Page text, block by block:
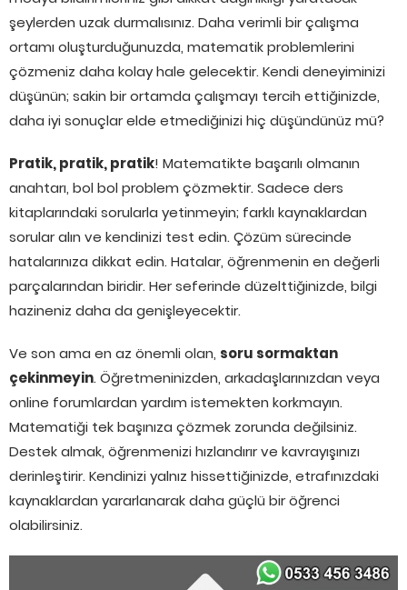
şeylerden uzak durmalısınız. Daha verimli bir çalışma
ortamı oluşturduğunuzda, matematik problemlerini
çözmeniz daha kolay hale gelecektir. Kendi deneyiminizi
düşünün; sakin bir ortamda çalışmayı tercih ettiğinizde,
daha iyi sonuçlar elde etmediğinizi hiç düşündünüz mü?
Pratik, pratik, pratik! Matematikte başarılı olmanın
anahtarı, bol bol problem çözmektir. Sadece ders
kitaplarındaki sorularla yetinmeyin; farklı kaynaklardan
sorular alın ve kendinizi test edin. Çözüm sürecinde
hatalarınıza dikkat edin. Hatalar, öğrenmenin en değerli
parçalarından biridir. Her seferinde düzelttiğinizde, bilgi
hazineniz daha da genişleyecektir.
Ve son ama en az önemli olan, soru sormaktan
çekinmeyin. Öğretmeninizden, arkadaşlarınızdan veya
online forumlardan yardım istemekten korkmayın.
Matematiği tek başınıza çözmek zorunda değilsiniz.
Destek almak, öğrenmenizi hızlandırır ve kavrayışınızı
derinleştirir. Kendinizi yalnız hissettiğinizde, etrafınızdaki
kaynaklardan yararlanarak daha güçlü bir öğrenci
olabilirsiniz.